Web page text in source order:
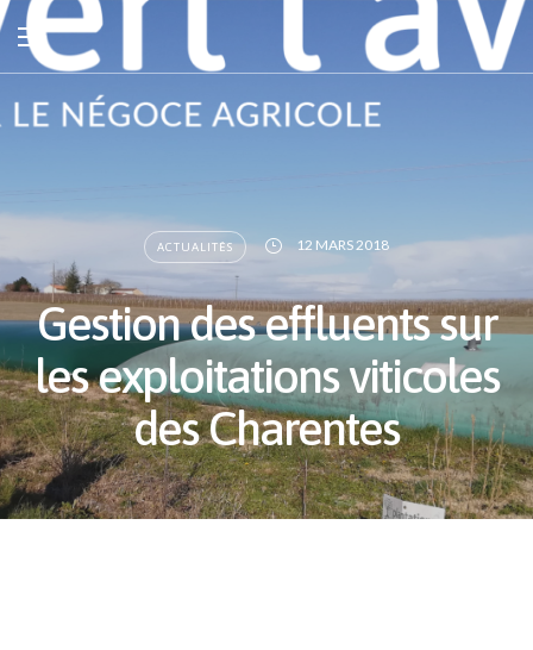
ACTUALITÉS 12 MARS 2018
Gestion des effluents sur
les exploitations viticoles
des Charentes